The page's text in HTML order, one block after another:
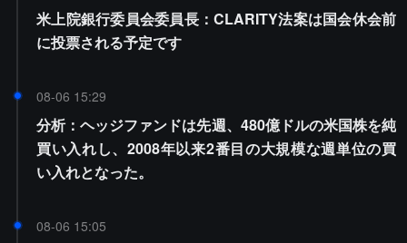
米上院銀行委員会委員長：CLARITY法案は国会休会前
に投票される予定です
08-06 15:29
分析：ヘッジファンドは先週、480億ドルの米国株を純
買い入れし、2008年以来2番目の大規模な週単位の買
い入れとなった。
08-06 15:05